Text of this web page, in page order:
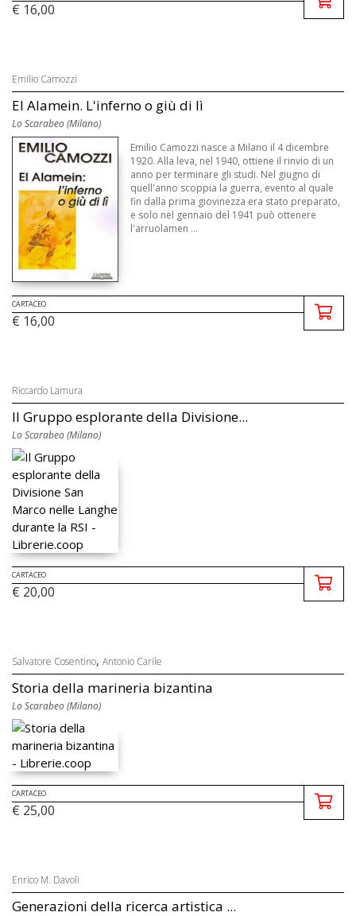
€ 16,00
Emilio Camozzi
El Alamein. L'inferno o giù di lì
Lo Scarabeo (Milano)
Emilio Camozzi nasce a Milano il 4 dicembre
1920. Alla leva, nel 1940, ottiene il rinvio di un
anno per terminare gli studi. Nel giugno di
quell'anno scoppia la guerra, evento al quale
fin dalla prima giovinezza era stato preparato,
e solo nel gennaio del 1941 può ottenere
l'arruolamen ...
CARTACEO
€ 16,00
Riccardo Lamura
Il Gruppo esplorante della Divisione...
Lo Scarabeo (Milano)
CARTACEO
€ 20,00
Salvatore Cosentino, Antonio Carile
Storia della marineria bizantina
Lo Scarabeo (Milano)
CARTACEO
€ 25,00
Enrico M. Davoli
Generazioni della ricerca artistica ...